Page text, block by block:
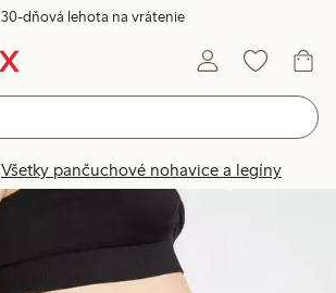
30-dňová lehota na vrátenie
Všetky pančuchové nohavice a legíny